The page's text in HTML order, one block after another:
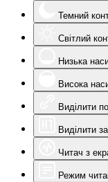
Темний
Світлий
Низька
Висока
Виділити
Виділити
Читач з
Режим